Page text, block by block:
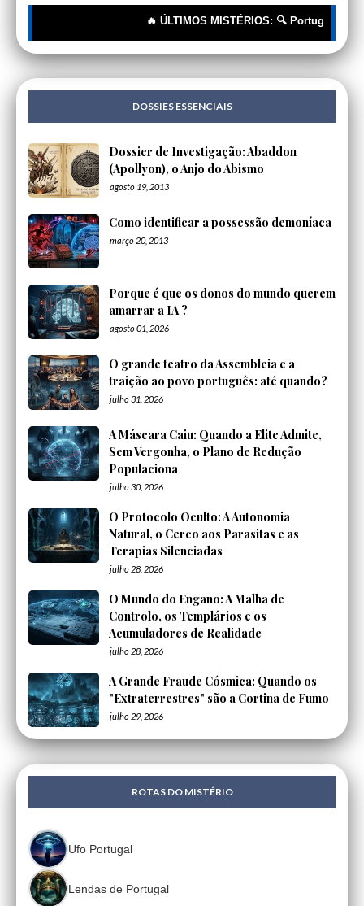
🔥 ÚLTIMOS MISTÉRIOS: 🔍 Portugueses: A
DOSSIÊS ESSENCIAIS
Dossier de Investigação: Abaddon
(Apollyon), o Anjo do Abismo
agosto 19, 2013
Como identificar a possessão demoníaca
março 20, 2013
Porque é que os donos do mundo querem
amarrar a IA ?
agosto 01, 2026
O grande teatro da Assembleia e a
traição ao povo português: até quando?
julho 31, 2026
A Máscara Caiu: Quando a Elite Admite,
Sem Vergonha, o Plano de Redução
Populaciona
julho 30, 2026
O Protocolo Oculto: A Autonomia
Natural, o Cerco aos Parasitas e as
Terapias Silenciadas
julho 28, 2026
O Mundo do Engano: A Malha de
Controlo, os Templários e os
Acumuladores de Realidade
julho 28, 2026
A Grande Fraude Cósmica: Quando os
"Extraterrestres" são a Cortina de Fumo
julho 29, 2026
ROTAS DO MISTÉRIO
Ufo Portugal
Lendas de Portugal